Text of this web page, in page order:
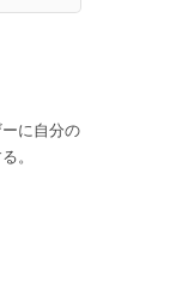
に自分の
。